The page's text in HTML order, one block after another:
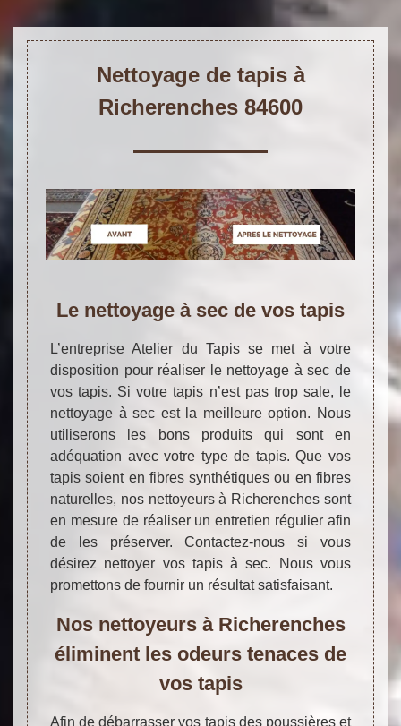
Nettoyage de tapis à
Richerenches 84600
Le nettoyage à sec de vos tapis
L’entreprise Atelier du Tapis se met à votre
disposition pour réaliser le nettoyage à sec de
vos tapis. Si votre tapis n’est pas trop sale, le
nettoyage à sec est la meilleure option. Nous
utiliserons les bons produits qui sont en
adéquation avec votre type de tapis. Que vos
tapis soient en fibres synthétiques ou en fibres
naturelles, nos nettoyeurs à Richerenches sont
en mesure de réaliser un entretien régulier afin
de les préserver. Contactez-nous si vous
désirez nettoyer vos tapis à sec. Nous vous
promettons de fournir un résultat satisfaisant.
Nos nettoyeurs à Richerenches
éliminent les odeurs tenaces de
vos tapis
Afin de débarrasser vos tapis des poussières et